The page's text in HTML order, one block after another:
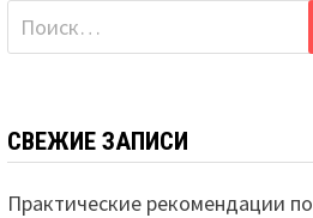
Найти:
СВЕЖИЕ ЗАПИСИ
Практические рекомендации по